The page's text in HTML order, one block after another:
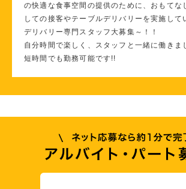
の快適な食事空間の提供のために、おもてな
しての接客やテーブルデリバリーを実施して
デリバリー専門スタッフ大募集～！！
自分時間で楽しく、スタッフと一緒に働きま
短時間でも勤務可能です!!